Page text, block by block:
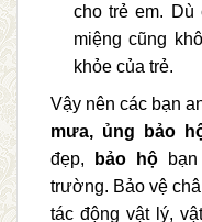
cho trẻ em. Dù
miệng cũng
khỏe của trẻ.
Vậy nên các bạn
mưa, ủng bảo
đẹp,
bảo hộbạn
trường. Bảo vệ
tác động vật lý,